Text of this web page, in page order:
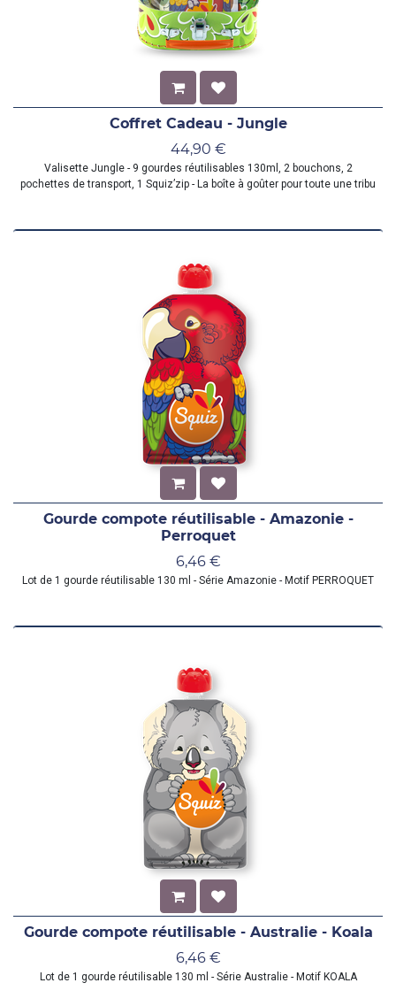
Coffret Cadeau - Jungle
44,90 €
Valisette Jungle - 9 gourdes réutilisables 130ml, 2 bouchons, 2
pochettes de transport, 1 Squiz’zip - La boîte à goûter pour toute une tribu
Gourde compote réutilisable - Amazonie -
Perroquet
6,46€
Lot de 1 gourde réutilisable 130 ml - Série Amazonie - Motif PERROQUET
Gourde compote réutilisable - Australie - Koala
6,46€
Lot de 1 gourde réutilisable 130 ml - Série Australie - Motif KOALA